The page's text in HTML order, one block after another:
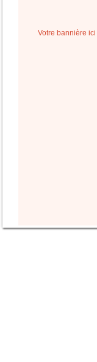
Votre bannière ici